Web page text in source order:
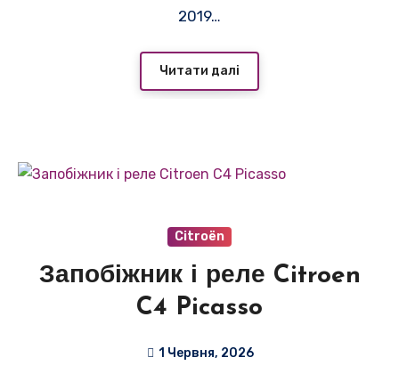
2019…
Читати далі
Citroën
Запобіжник і реле Citroen
C4 Picasso
1 Червня, 2026